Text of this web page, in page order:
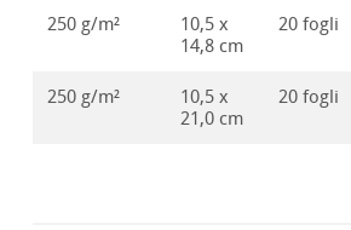
250 g/m²
10,5 x
14,8 cm
20 fogli
250 g/m²
10,5 x
21,0 cm
20 fogli